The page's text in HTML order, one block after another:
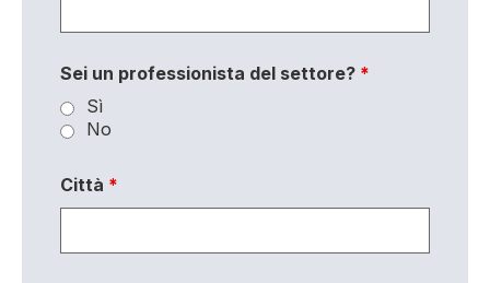
Sei un professionista del settore? *
Sì
No
Città *